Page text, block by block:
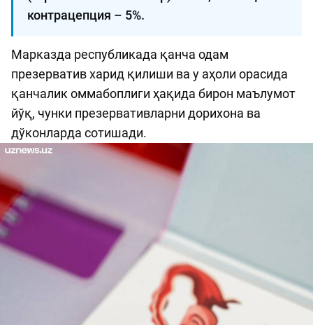
контрацепция – 5%.
Марказда республикада қанча одам
презерватив харид қилиши ва у аҳоли орасида
қанчалик оммабоплиги ҳақида бирон маълумот
йўқ, чунки презервативларни дорихона ва
дўконларда сотишади.